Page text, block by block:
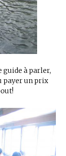
guide à parler,
payer un prix